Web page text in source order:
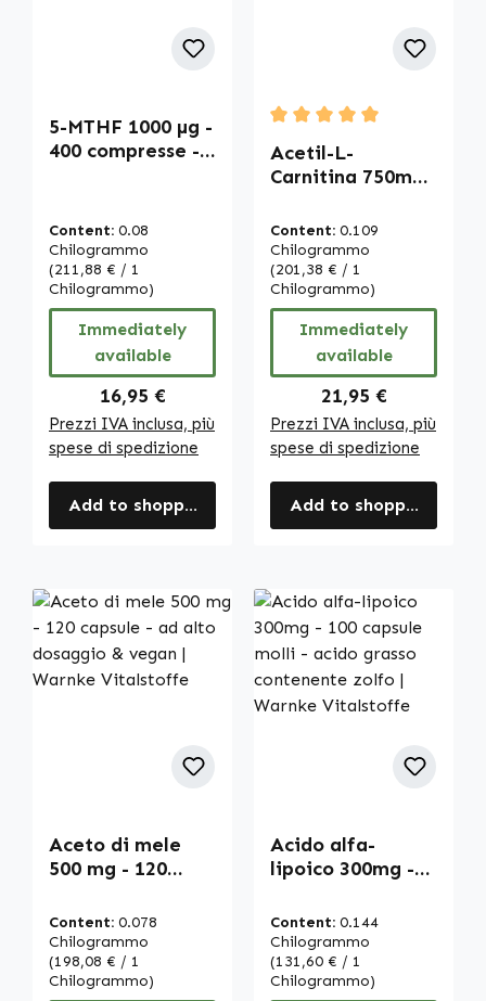
5-MTHF 1000 µg -
400 compresse -
L-metilfolato |
Warnke
Vitalstoffe
Content: 0.08
Chilogrammo
(211,88 € / 1
Chilogrammo)
Immediately
available
Regular price:
16,95 €
Prezzi IVA inclusa, più
spese di spedizione
Add to shopping cart
Average rating of 5 out
Acetil-L-
Carnitina 750mg -
Warnke
Vitalstoffe
Content: 0.109
Chilogrammo
(201,38 € / 1
Chilogrammo)
Immediately
available
Regular price:
21,95 €
Prezzi IVA inclusa, più
spese di spedizione
Add to shopping cart
Aceto di mele
500 mg - 120
dosaggio &
vegan | Warnke
Vitalstoffe
Content: 0.078
Chilogrammo
(198,08 € / 1
Chilogrammo)
Acido alfa-
lipoico 300mg -
- acido grasso
contenente zolfo
| Warnke
Vitalstoffe
Content: 0.144
Chilogrammo
(131,60 € / 1
Chilogrammo)